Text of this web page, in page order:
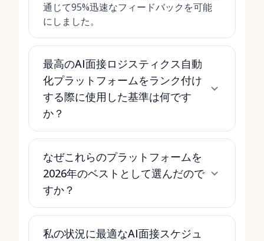
通じて95%迅速なフィードバックを可能
にしました。
最高のAI面接ロジスティクス自動
化プラットフォームをランク付け
する際に使用した基準は何です
か？
なぜこれらのプラットフォームを
2026年のベストとして選んだので
すか？
私の状況に最適なAI面接スケジュ